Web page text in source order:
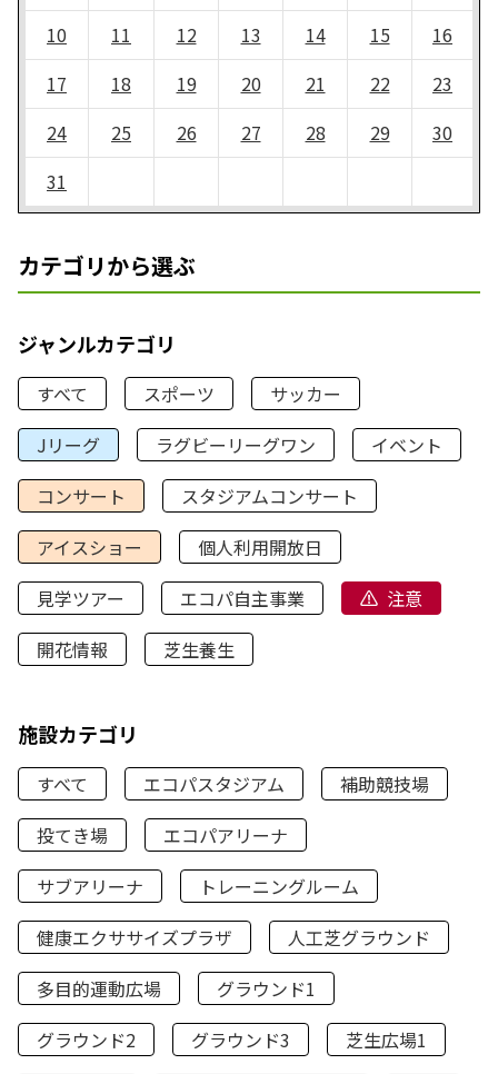
10
11 12 13 14 15
16
17
18 19 20 21 22
23
24
25 26 27 28 29
30
31
カテゴリから選ぶ
ジャンルカテゴリ
すべて スポーツ
サッカー
Jリーグ
ラグビーリーグワン
イベント
コンサート
スタジアムコンサート
アイスショー
個人利用開放日
見学ツアー
エコパ自主事業
注意
開花情報
芝生養生
施設カテゴリ
すべて エコパスタジアム
補助競技場
投てき場
エコパアリーナ
サブアリーナ
トレーニングルーム
健康エクササイズプラザ
人工芝グラウンド
多目的運動広場
グラウンド1
グラウンド2
グラウンド3
芝生広場1